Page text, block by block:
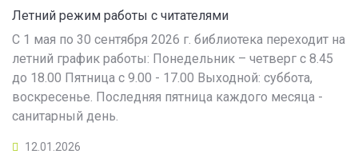
Летний режим работы с читателями
С 1 мая по 30 сентября 2026 г. библиотека переходит на
летний график работы: Понедельник – четверг с 8.45
до 18.00 Пятница с 9.00 - 17.00 Выходной: суббота,
воскресенье. Последняя пятница каждого месяца -
санитарный день.
12.01.2026